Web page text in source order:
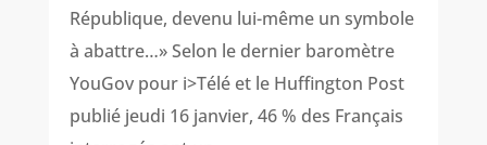
République, devenu lui-même un symbole
à abattre…» Selon le dernier baromètre
YouGov pour i>Télé et le Huffington Post
publié jeudi 16 janvier, 46 % des Français